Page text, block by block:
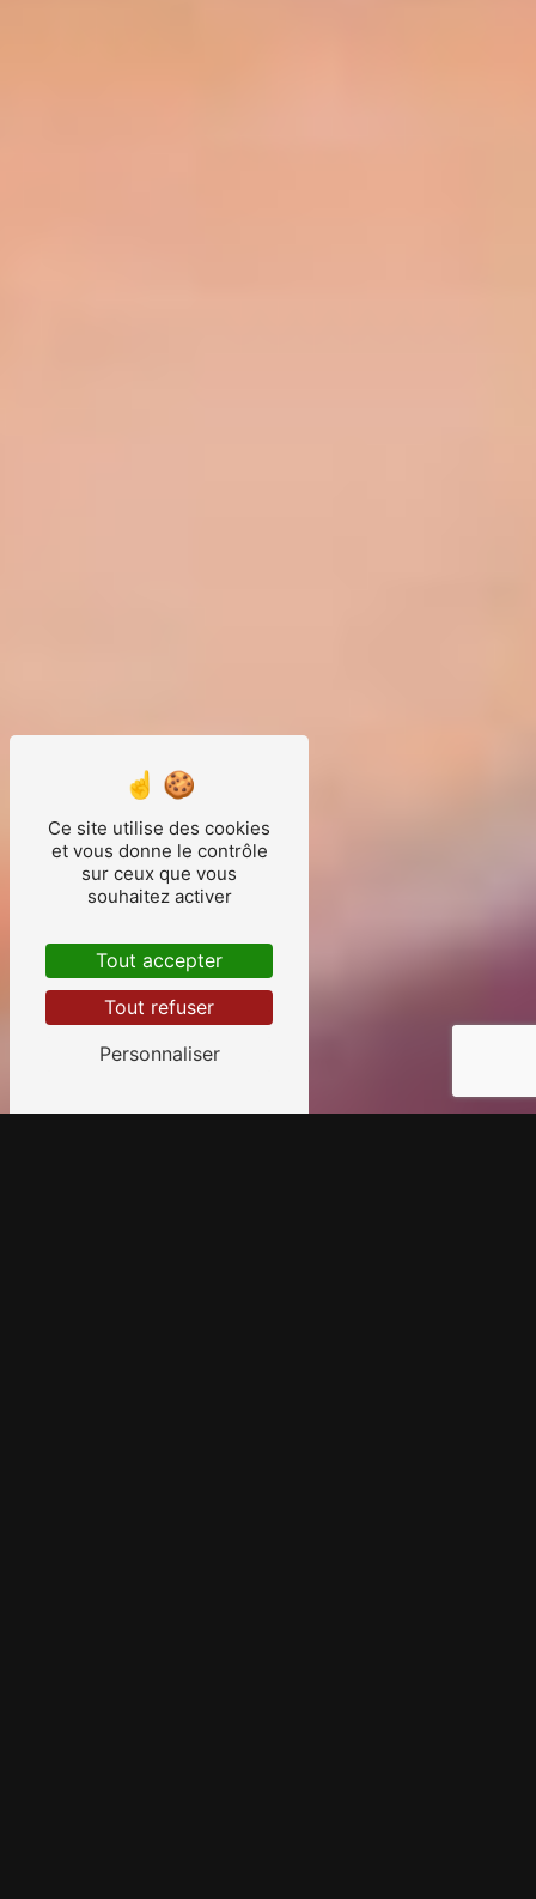
Ce site utilise des cookies
et vous donne le contrôle
sur ceux que vous
souhaitez activer
Tout accepter
Tout refuser
Personnaliser